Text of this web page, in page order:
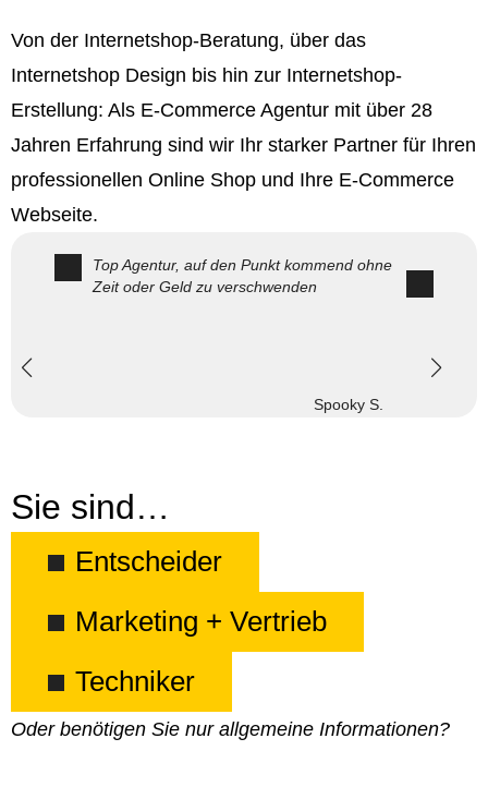
Von der Internetshop-Beratung, über das
Internetshop Design bis hin zur Internetshop-
Erstellung: Als E-Commerce Agentur mit über 28
Jahren Erfahrung sind wir Ihr starker Partner für Ihren
professionellen Online Shop und Ihre E-Commerce
Webseite.
Top Agentur, auf den Punkt kommend ohne
Zeit oder Geld zu verschwenden
Spooky S.
Sie sind…
Entscheider
Marketing + Vertrieb
Techniker
Oder benötigen Sie nur allgemeine Informationen?